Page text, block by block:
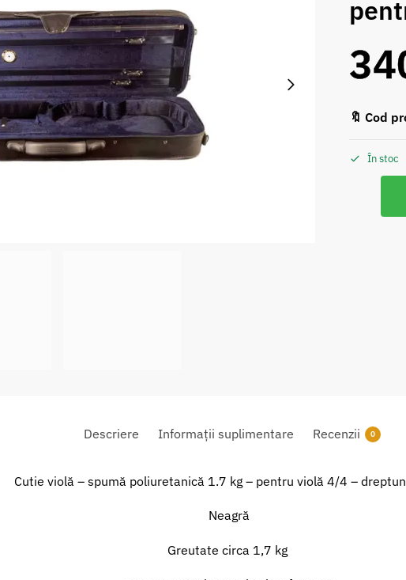
🔖 Cod
În stoc
Descriere Informații suplimentare Recenzii 0
Cutie violă – spumă poliuretanică 1.7 kg – pentru violă 4/4 –
Neagră
Greutate circa 1,7 kg